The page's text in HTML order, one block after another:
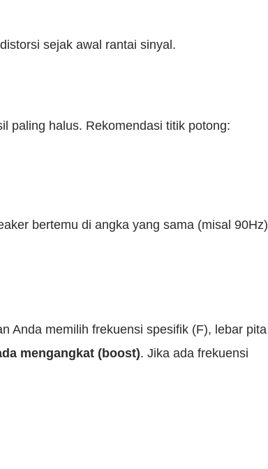
sejak awal rantai sinyal.
paling halus. Rekomendasi titik potong:
bertemu di angka yang sama (misal 90Hz)
Anda memilih frekuensi spesifik (F), lebar pita
mengangkat (boost). Jika ada frekuensi